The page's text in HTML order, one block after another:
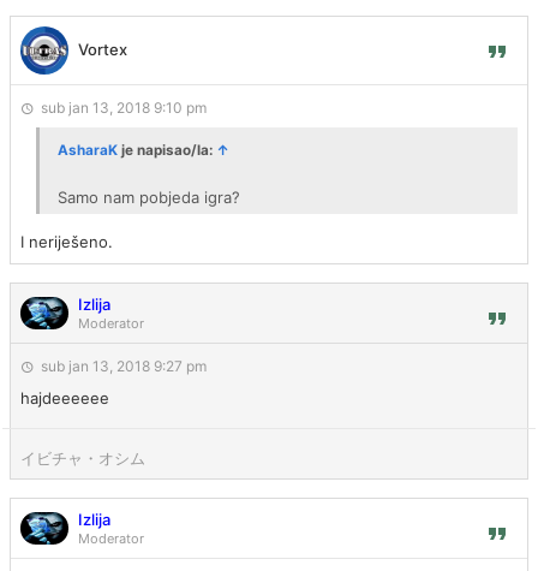
Vortex
sub jan 13, 2018 9:10 pm
AsharaK je napisao/la: ↑
Samo nam pobjeda igra?
I neriješeno.
Izlija
Moderator
sub jan 13, 2018 9:27 pm
hajdeeeeee
イビチャ・オシム
Izlija
Moderator